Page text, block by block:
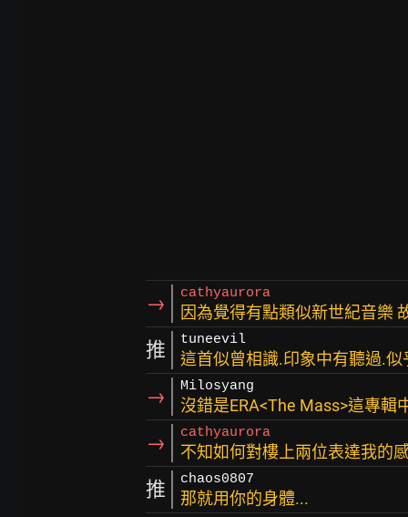
→ cathyaurora
因為覺得有點類似新世紀音樂
推 tuneevil
這首似曾相識.印象中有聽過.似
→ Milosyang
沒錯是ERA<The Mass>這專輯
→ cathyaurora
不知如何對樓上兩位表達我的
推 chaos0807
那就用你的身體...